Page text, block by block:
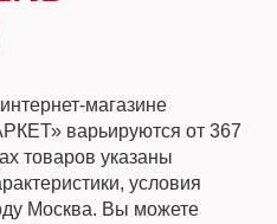
магазине
варьируются от 367
товаров указаны
условия
Москва. Вы можете